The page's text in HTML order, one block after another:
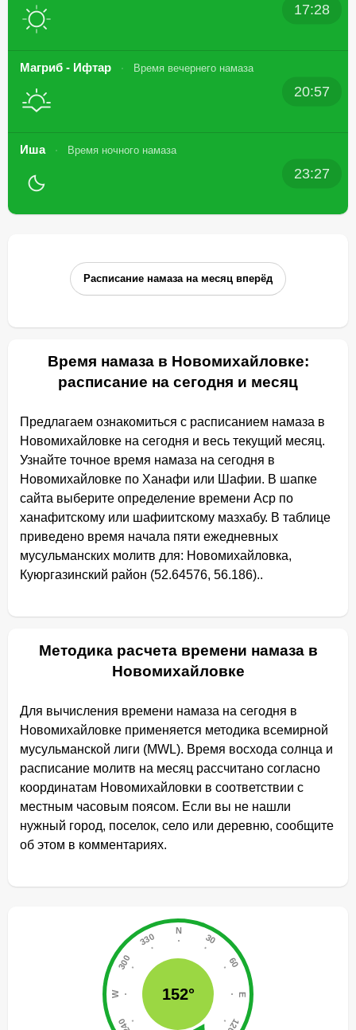
17:28
Магриб - Ифтар Время вечернего намаза
20:57
Иша Время ночного намаза
23:27
Расписание намаза на месяц вперёд
Время намаза в Новомихайловке:
расписание на сегодня и месяц
Предлагаем ознакомиться с расписанием намаза в
Новомихайловке на сегодня и весь текущий месяц.
Узнайте точное время намаза на сегодня в
Новомихайловке по Ханафи или Шафии. В шапке
сайта выберите определение времени Аср по
ханафитскому или шафиитскому мазхабу. В таблице
приведено время начала пяти ежедневных
мусульманских молитв для: Новомихайловка,
Куюргазинский район (52.64576, 56.186)..
Методика расчета времени намаза в
Новомихайловке
Для вычисления времени намаза на сегодня в
Новомихайловке применяется методика всемирной
мусульманской лиги (MWL). Время восхода солнца и
расписание молитв на месяц рассчитано согласно
координатам Новомихайловки в соответствии с
местным часовым поясом. Если вы не нашли
нужный город, поселок, село или деревню, сообщите
об этом в комментариях.
152°